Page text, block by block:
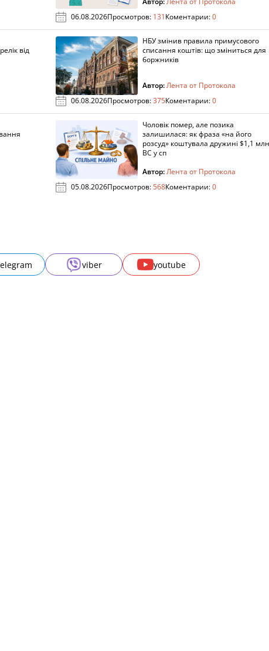
06.08.2026Просмотров: 131Коментарии:0
від
НБУ змінив правила примусового
списання коштів: що зміниться для
боржників
Автор:Лента от Протокола
06.08.2026Просмотров:375Коментарии:0
Чоловік помер, але позика
залишилася: як фраза «на його
розсуд» коштувала дружині $1,1
ВС у сп
Автор:Лента от Протокола
05.08.2026Просмотров:568Коментарии:0
viber youtube